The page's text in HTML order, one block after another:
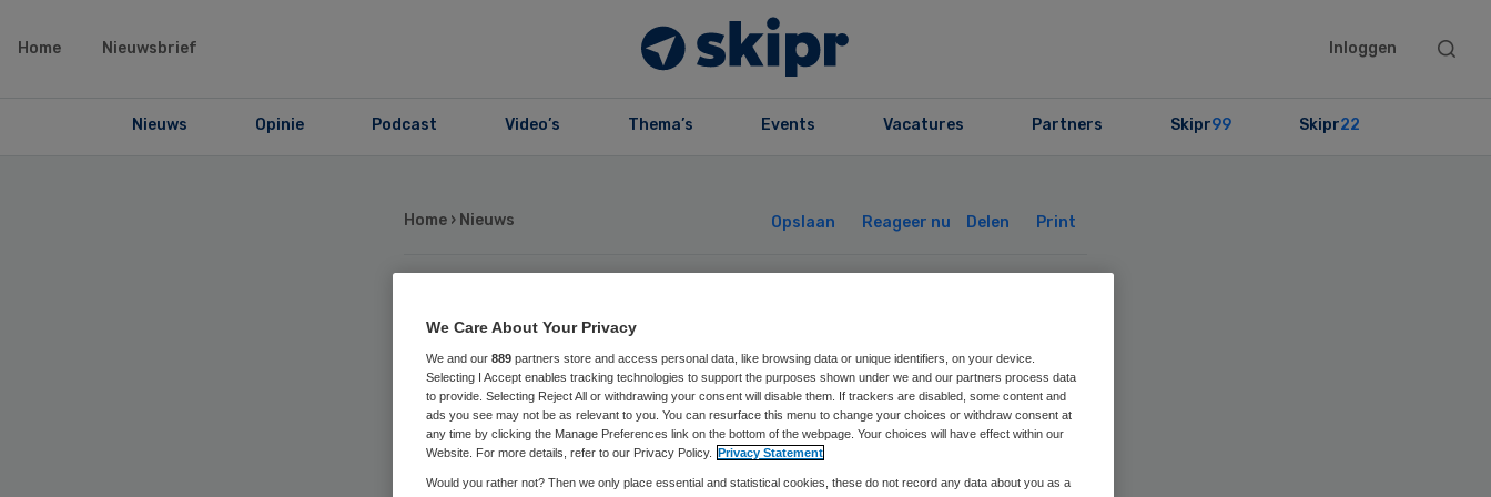
Home Nieuwsbrief Inloggen
Search
Nieuws Opinie Podcast Video’s Thema’s Events Vacatures Partners Skipr99 Skipr22
Home › Nieuws Opslaan Reageer nu Delen Print
Volop geruchten over
afbouw Delfzicht
ziekenhuis
We Care About Your Privacy
We and our 889 partners store and access personal data, like browsing data or unique identifiers, on your device.
Selecting I Accept enables tracking technologies to support the purposes shown under we and our partners process data
to provide. Selecting Reject All or withdrawing your consent will disable them. If trackers are disabled, some content and
ads you see may not be as relevant to you. You can resurface this menu to change your choices or withdraw consent at
any time by clicking the Manage Preferences link on the bottom of the webpage. Your choices will have effect within our
Website. For more details, refer to our Privacy Policy. Privacy Statement
Would you rather not? Then we only place essential and statistical cookies, these do not record any data about you as a